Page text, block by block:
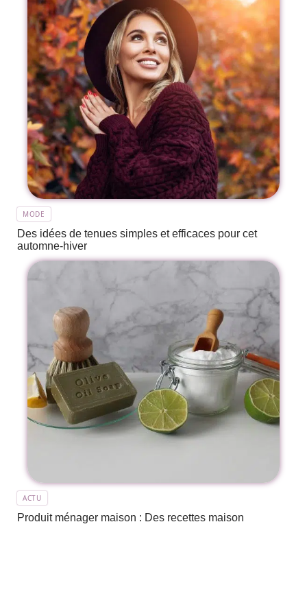
MODE
Des idées de tenues simples et efficaces pour cet
automne-hiver
ACTU
Produit ménager maison : Des recettes maison